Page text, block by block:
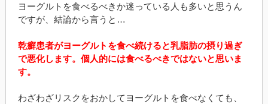
ヨーグルトを食べるべきか迷っている人も多いと思うん
ですが、結論から言うと…
乾癬患者がヨーグルトを食べ続けると乳脂肪の摂り過ぎ
で悪化します。個人的には食べるべきではないと思いま
す。
わざわざリスクをおかしてヨーグルトを食べなくても、